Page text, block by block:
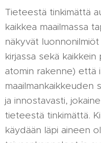
Tieteestä tinkimättä
kaikkea maailmassa
näkyvät
kirjassa sekä
atomin rakenne) että
maailmankaikkeuden
ja innostavasti,
tieteestä tinkimättä.
käydään läpi aineen